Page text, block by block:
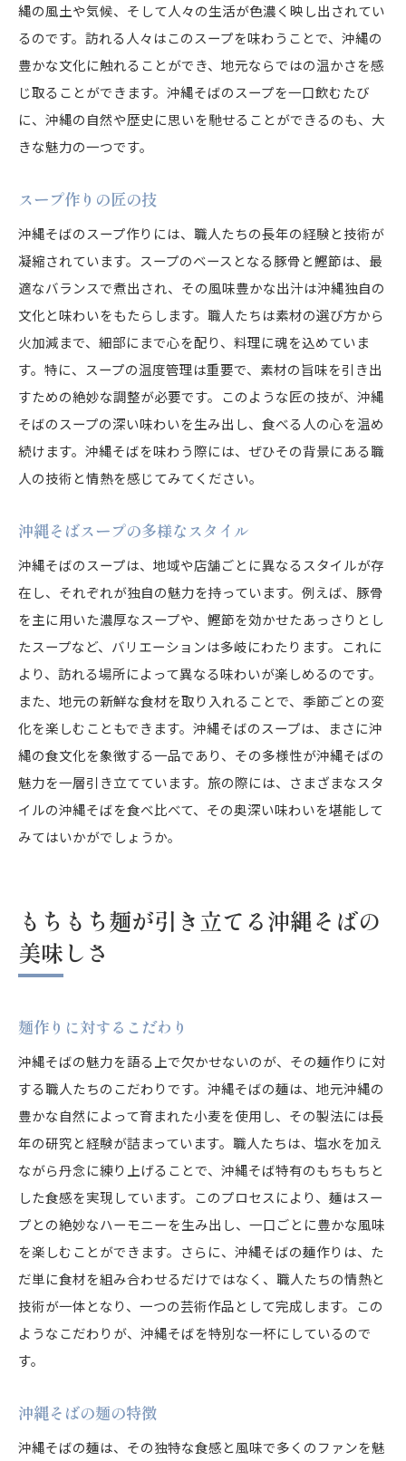
縄の風土や気候、そして人々の生活が色濃く映し出されてい
るのです。訪れる人々はこのスープを味わうことで、沖縄の
豊かな文化に触れることができ、地元ならではの温かさを感
じ取ることができます。沖縄そばのスープを一口飲むたび
に、沖縄の自然や歴史に思いを馳せることができるのも、大
きな魅力の一つです。
スープ作りの匠の技
沖縄そばのスープ作りには、職人たちの長年の経験と技術が
凝縮されています。スープのベースとなる豚骨と鰹節は、最
適なバランスで煮出され、その風味豊かな出汁は沖縄独自の
文化と味わいをもたらします。職人たちは素材の選び方から
火加減まで、細部にまで心を配り、料理に魂を込めていま
す。特に、スープの温度管理は重要で、素材の旨味を引き出
すための絶妙な調整が必要です。このような匠の技が、沖縄
そばのスープの深い味わいを生み出し、食べる人の心を温め
続けます。沖縄そばを味わう際には、ぜひその背景にある職
人の技術と情熱を感じてみてください。
沖縄そばスープの多様なスタイル
沖縄そばのスープは、地域や店舗ごとに異なるスタイルが存
在し、それぞれが独自の魅力を持っています。例えば、豚骨
を主に用いた濃厚なスープや、鰹節を効かせたあっさりとし
たスープなど、バリエーションは多岐にわたります。これに
より、訪れる場所によって異なる味わいが楽しめるのです。
また、地元の新鮮な食材を取り入れることで、季節ごとの変
化を楽しむこともできます。沖縄そばのスープは、まさに沖
縄の食文化を象徴する一品であり、その多様性が沖縄そばの
魅力を一層引き立てています。旅の際には、さまざまなスタ
イルの沖縄そばを食べ比べて、その奥深い味わいを堪能して
みてはいかがでしょうか。
もちもち麺が引き立てる沖縄そばの
美味しさ
麺作りに対するこだわり
沖縄そばの魅力を語る上で欠かせないのが、その麺作りに対
する職人たちのこだわりです。沖縄そばの麺は、地元沖縄の
豊かな自然によって育まれた小麦を使用し、その製法には長
年の研究と経験が詰まっています。職人たちは、塩水を加え
ながら丹念に練り上げることで、沖縄そば特有のもちもちと
した食感を実現しています。このプロセスにより、麺はスー
プとの絶妙なハーモニーを生み出し、一口ごとに豊かな風味
を楽しむことができます。さらに、沖縄そばの麺作りは、た
だ単に食材を組み合わせるだけではなく、職人たちの情熱と
技術が一体となり、一つの芸術作品として完成します。この
ようなこだわりが、沖縄そばを特別な一杯にしているので
す。
沖縄そばの麺の特徴
沖縄そばの麺は、その独特な食感と風味で多くのファンを魅